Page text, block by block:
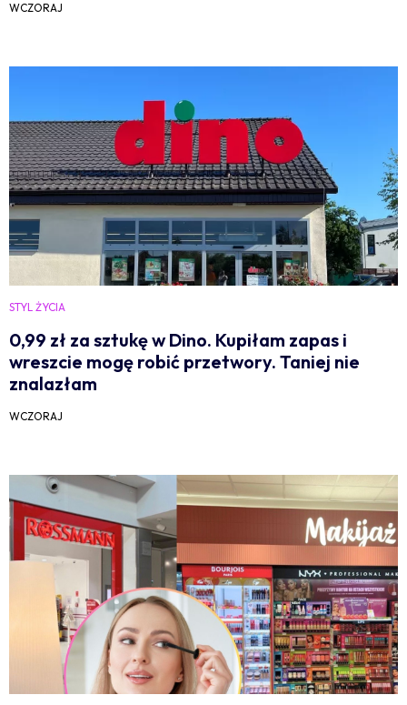
WCZORAJ
STYL ŻYCIA
0,99 zł za sztukę w Dino. Kupiłam zapas i
wreszcie mogę robić przetwory. Taniej nie
znalazłam
WCZORAJ